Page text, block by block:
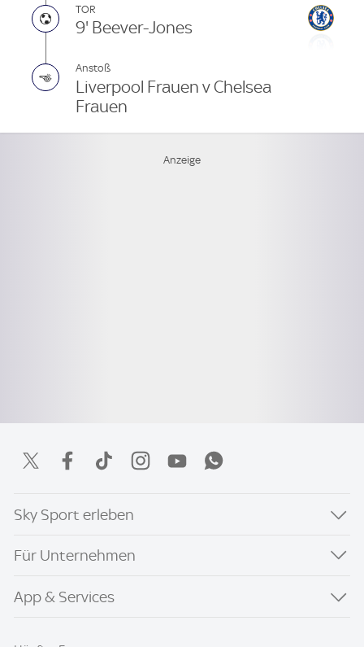
TOR
9' Beever-Jones
Anstoß
Liverpool Frauen v Chelsea
Frauen
Sky Sport erleben
Für Unternehmen
App & Services